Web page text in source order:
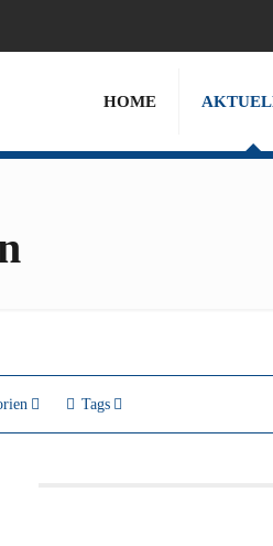
HOME
Tags